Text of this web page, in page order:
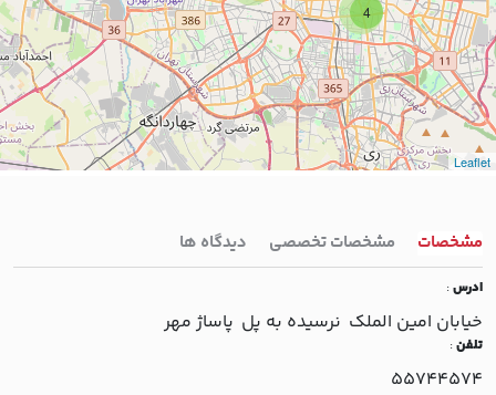
4
Leaflet
مشخصات مشخصات تخصصی دیدگاه ها
ادرس:
خيابان امين الملک نرسيده به پل پاساژ مهر
تلفن:
55744574